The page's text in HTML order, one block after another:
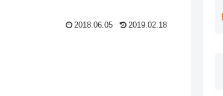
2018.06.05 2019.02.18